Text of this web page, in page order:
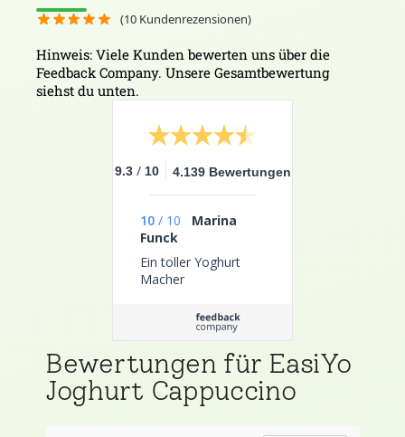
(10 Kundenrezensionen)
Hinweis: Viele Kunden bewerten uns über die
Feedback Company. Unsere Gesamtbewertung
siehst du unten.
9.3 / 10 4.139 Bewertungen
10 / 10
Marina
Funck
Ein toller Yoghurt
Macher
Bewertungen für EasiYo
Joghurt Cappuccino